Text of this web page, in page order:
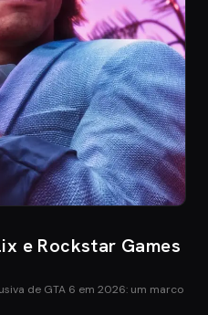
e Rockstar Games
de GTA 6 em 2026: um marco